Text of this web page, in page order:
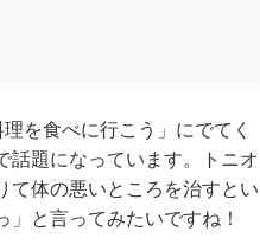
を食べに行こう」にでてく
話題になっています。トニオ
て体の悪いところを治すとい
と言ってみたいですね！